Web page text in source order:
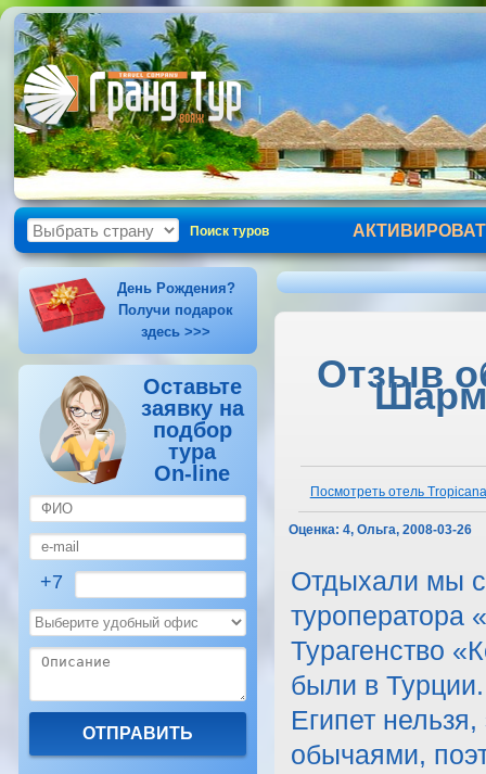
Поиск туров
День Рождения?
Получи подарок
здесь >>>
Оставьте
заявку на
подбор
тура
On-line
+7
Отзыв
Посмотреть отель
Оценка: 4, Ольга, 2008-03-26
Отдыхали мы
туроператора
Турагенство
были в
Египет
обычаями,